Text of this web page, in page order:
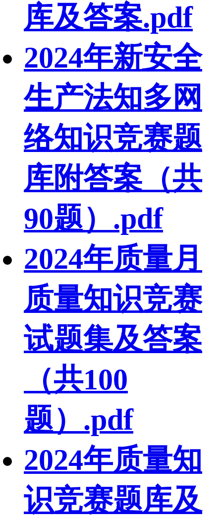
库及答案.pdf
2024年新安全
生产法知多网
络知识竞赛题
库附答案（共
90题）.pdf
2024年质量月
质量知识竞赛
试题集及答案
（共100
题）.pdf
2024年质量知
识竞赛题库及